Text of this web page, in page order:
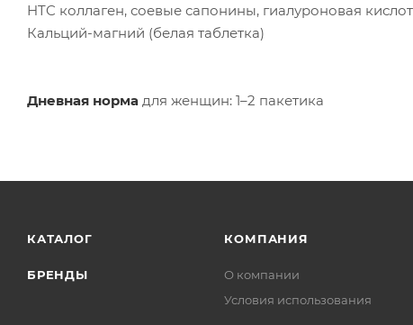
HTC коллаген, соевые сапонины, гиалуроновая
Кальций-магний (белая таблетка)
Дневная норма для женщин: 1–2 пакетика
КАТАЛОГ
БРЕНДЫ
КОМПАНИЯ
О компании
Условия использования